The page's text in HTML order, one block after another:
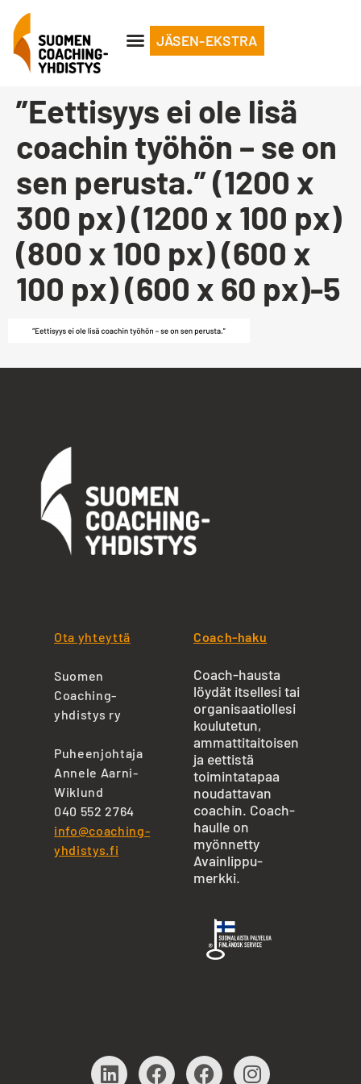
JÄSEN-EKSTRA
”Eettisyys ei ole lisä
coachin työhön – se on
sen perusta.” (1200 x
300 px) (1200 x 100 px)
(800 x 100 px) (600 x
100 px) (600 x 60 px)-5
Ota yhteyttä
Suomen
Coaching-
yhdistys ry
Puheenjohtaja
Annele Aarni-
Wiklund
040 552 2764
info@coaching-
yhdistys.fi
Coach-haku
Coach-hausta
löydät itsellesi tai
organisaatiollesi
koulutetun,
ammattitaitoisen
ja eettistä
toimintatapaa
noudattavan
coachin. Coach-
haulle on
myönnetty
Avainlippu-
merkki.